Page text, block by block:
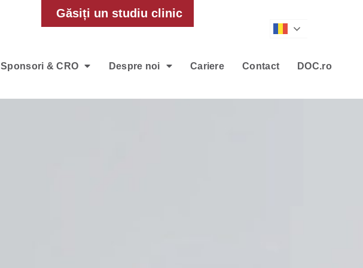
Găsiți un studiu clinic
Sponsori & CRO Despre noi Cariere Contact DOC.ro
Romanian